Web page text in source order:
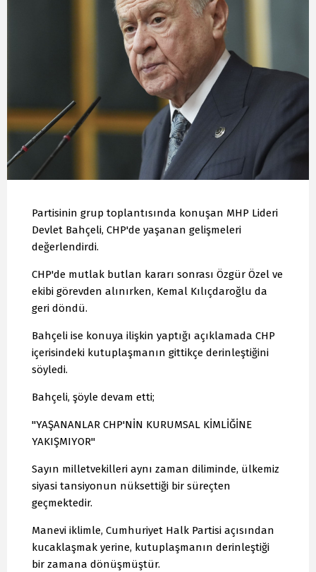
Partisinin grup toplantısında konuşan MHP Lideri
Devlet Bahçeli, CHP'de yaşanan gelişmeleri
değerlendirdi.
CHP'de mutlak butlan kararı sonrası Özgür Özel ve
ekibi görevden alınırken, Kemal Kılıçdaroğlu da
geri döndü.
Bahçeli ise konuya ilişkin yaptığı açıklamada CHP
içerisindeki kutuplaşmanın gittikçe derinleştiğini
söyledi.
Bahçeli, şöyle devam etti;
"YAŞANANLAR CHP'NİN KURUMSAL KİMLİĞİNE
YAKIŞMIYOR"
Sayın milletvekilleri aynı zaman diliminde, ülkemiz
siyasi tansiyonun nüksettiği bir süreçten
geçmektedir.
Manevi iklimle, Cumhuriyet Halk Partisi açısından
kucaklaşmak yerine, kutuplaşmanın derinleştiği
bir zamana dönüşmüştür.